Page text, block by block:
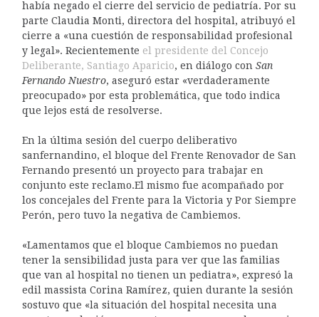
había negado el cierre del servicio de pediatría. Por su
parte Claudia Monti, directora del hospital, atribuyó el
cierre a «una cuestión de responsabilidad profesional
y legal». Recientemente el presidente del Concejo
Deliberante, Santiago Aparicio, en diálogo con San
Fernando Nuestro, aseguró estar «verdaderamente
preocupado» por esta problemática, que todo indica
que lejos está de resolverse.
En la última sesión del cuerpo deliberativo
sanfernandino, el bloque del Frente Renovador de San
Fernando presentó un proyecto para trabajar en
conjunto este reclamo.El mismo fue acompañado por
los concejales del Frente para la Victoria y Por Siempre
Perón, pero tuvo la negativa de Cambiemos.
«Lamentamos que el bloque Cambiemos no puedan
tener la sensibilidad justa para ver que las familias
que van al hospital no tienen un pediatra», expresó la
edil massista Corina Ramírez, quien durante la sesión
sostuvo que «la situación del hospital necesita una